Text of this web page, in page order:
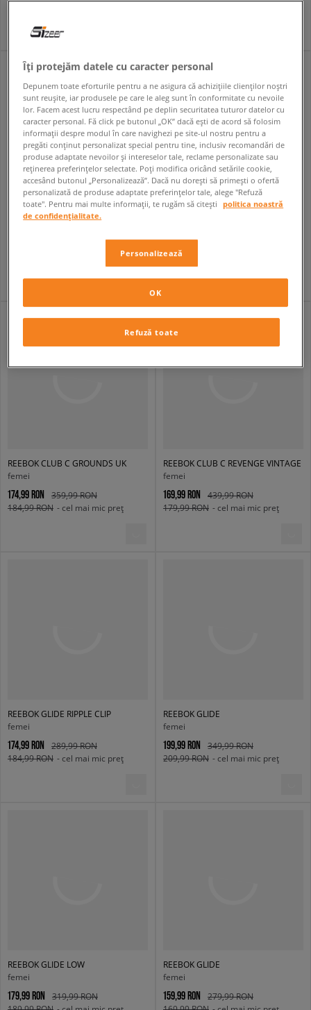
REEBOK CLASSIC NYLON
- cel mai mic preț
REEBOK CLUB C REVENGE VINTAGE
154,99 RON
164,99 RON
REEBOK CLUB C GROUNDS UK
femei
174,99 RON
359,99 RON
184,99 RON - cel mai mic preț
REEBOK CLUB C REVENGE VINTAGE
femei
169,99 RON
439,99 RON
179,99 RON - cel mai mic preț
REEBOK GLIDE RIPPLE CLIP
femei
174,99 RON
289,99 RON
184,99 RON - cel mai mic preț
REEBOK GLIDE
femei
199,99 RON
349,99 RON
209,99 RON - cel mai mic preț
REEBOK GLIDE LOW
femei
179,99 RON
319,99 RON
REEBOK GLIDE
femei
159,99 RON
279,99 RON
Îți protejăm datele cu caracter personal
Depunem toate eforturile pentru a ne asigura că achizițiile clienților noștri
sunt reușite, iar produsele pe care le aleg sunt în conformitate cu nevoile
lor. Facem acest lucru respectând pe deplin securitatea tuturor datelor cu
caracter personal. Fă click pe butonul „OK” dacă ești de acord să folosim
informații despre modul în care navighezi pe site-ul nostru pentru a
pregăti conținut personalizat special pentru tine, inclusiv recomandări de
produse adaptate nevoilor și intereselor tale, reclame personalizate sau
reținerea preferințelor selectate. Poți modifica oricând setările cookie,
accesând butonul „Personalizează”. Dacă nu dorești să primești o ofertă
personalizată de produse adaptate preferințelor tale, alege "Refuză
toate". Pentru mai multe informații, te rugăm să citești
politica noastră
de confidențialitate.
Personalizează
Refuză toate
OK